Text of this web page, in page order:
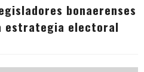
bonaerenses
estrategia electoral